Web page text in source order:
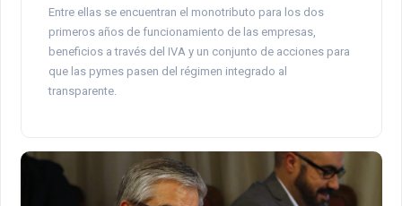
Entre ellas se encuentran el monotributo para los dos
primeros años de funcionamiento de las empresas,
beneficios a través del IVA y un conjunto de acciones para
que las pymes pasen del régimen integrado al
transparente.